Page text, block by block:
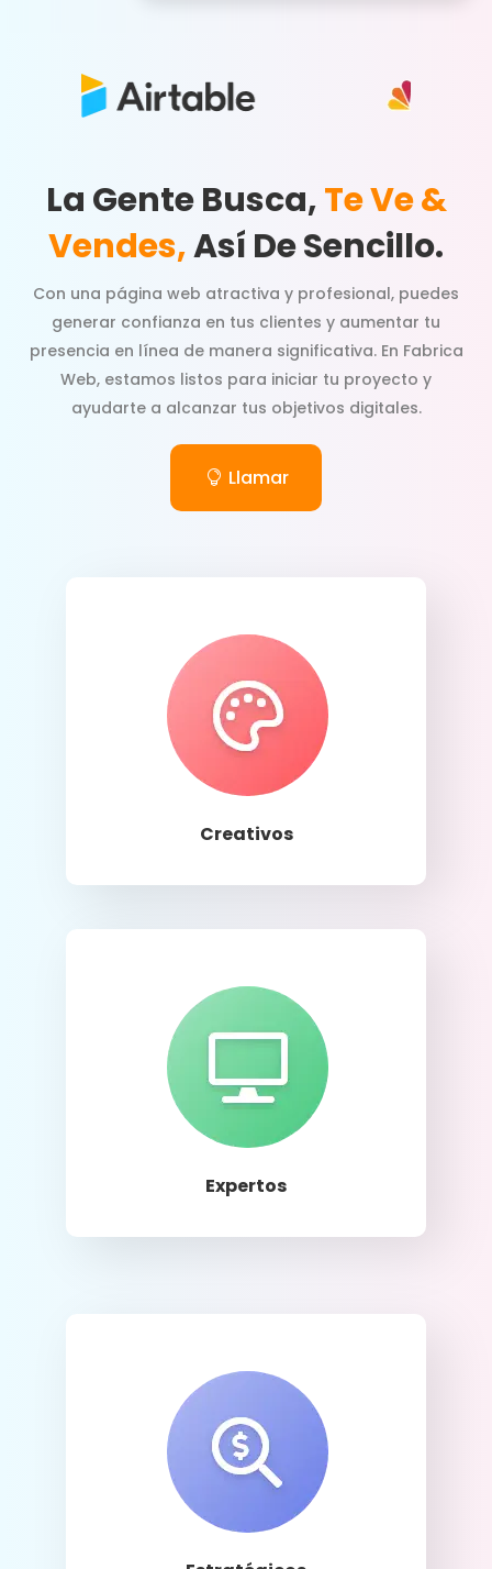
La Gente Busca,Te Ve &
Vendes,Así De Sencillo.
Con una página web atractiva y profesional, puedes
generar confianza en tus clientes y aumentar tu
presencia en línea de manera significativa. En Fabrica
Web, estamos listos para iniciar tu proyecto y
ayudarte a alcanzar tus objetivos digitales.
Llamar
Creativos
Expertos